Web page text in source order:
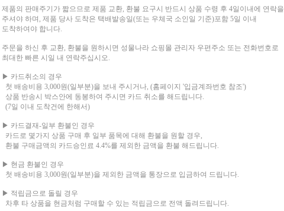
제품의 판매주기가 짧으므로 제품 교환, 환불 요구시 반드시 상품 수령 후 4일이내에 연락을
주셔야 하며, 제품 당사 도착은 택배발송일(또는 우체국 소인일 기준)포함 5일 이내
도착하여야 합니다.
주문을 하신 후 교환, 환불을 원하시면 성물나라 쇼핑몰 관리자 우편주소 또는 전화번호로
최대한 빠른 시일 내 연락주십시오.
▶ 카드취소의 경우
첫 배송비용 3,000원(일부분)을 보내 주시거나, (홈페이지 '입금계좌번호 참조')
상품 반송시 박스안에 동봉하여 주시면 카드 취소를 해드립니다.
(7일 이내 도착건에 한해서)
▶ 카드결재-일부 환불인 경우
카드로 몇가지 상품 구매 후 일부 품목에 대해 환불을 원할 경우,
환불 구매금액의 카드승인료 4.4%를 제외한 금액을 환불 해드립니다.
▶ 현금 환불인 경우
첫 배송비용 3,000원(일부분)을 제외한 금액을 통장으로 입금하여 드립니다.
▶ 적립금으로 돌릴 경우
차후 타 상품을 현금처럼 구매할 수 있는 적립금으로 전액 돌려드립니다.